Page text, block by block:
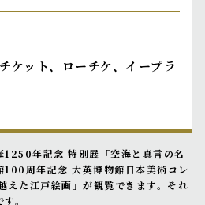
ケット、ローチケ、イープラ
1250年記念 特別展「空海と真言の名
100周年記念 大英博物館日本美術コレ
えた江戸絵画」が観覧できます。それ
。